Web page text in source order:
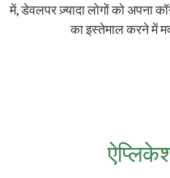
में, डेवलपर ज़्यादा लोगों को अपना
का इस्तेमाल करने में